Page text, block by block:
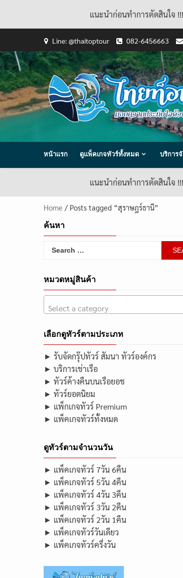
แนะนำก่อนทำการตัดสินใจ
content
Line: @thaitoptour 082-6456663
หน้าแรก ดูแพ็คเกจทัวร์ทั้งหมด บริการ
แนะนำก่อนทำการตัดสินใจ
Home / Posts tagged “สุราษฎร์ธานี”
ค้นหา
Search
หมวดหมู่สินค้า
Select a category
เลือกดูทัวร์ตามประเภท
► รับจัดกรุ๊ปทัวร์ สัมนา ทัวร์องค์กร
► บริการเช่าเรือ
► ทัวร์ค้างคืนบนเรือยอช
► ทัวร์ยอดนิยม
► แพ็กเกจทัวร์ Premium
► แพ็คเกจทัวร์ทั้งหมด
ดูทัวร์ตามจำนวนวัน
► แพ็คเกจทัวร์ 7วัน 6คืน
► แพ็คเกจทัวร์ 5วัน 4คืน
► แพ็คเกจทัวร์ 4วัน 3คืน
► แพ็คเกจทัวร์ 3วัน 2คืน
► แพ็คเกจทัวร์ 2วัน 1คืน
► แพ็คเกจทัวร์วันเดียว
► แพ็คเกจทัวร์ครึ่งวัน